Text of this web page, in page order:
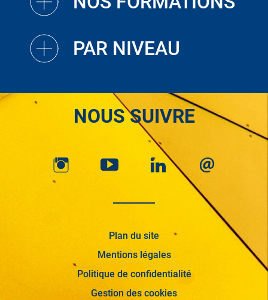
PAR NIVEAU
NOUS SUIVRE
Plan du site
Mentions légales
Politique de confidentialité
Gestion des cookies